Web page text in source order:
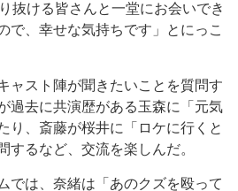
抜ける皆さんと一堂にお会いでき
で、幸せな気持ちです」とにっこ
ャスト陣が聞きたいことを質問す
過去に共演歴がある玉森に「元気
り、斎藤が桜井に「ロケに行くと
するなど、交流を楽しんだ。
では、奈緒は「あのクズを殴って